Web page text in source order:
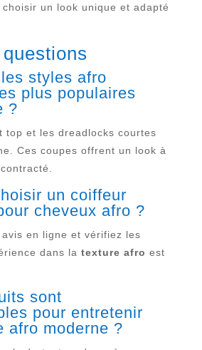
un look unique et adapté
styles afro
plus populaires
?
top et les dreadlocks courtes
Ces coupes offrent un look à
un coiffeur
cheveux afro ?
en ligne et vérifiez les
dans la texture afro est
sont
pour entretenir
afro moderne ?